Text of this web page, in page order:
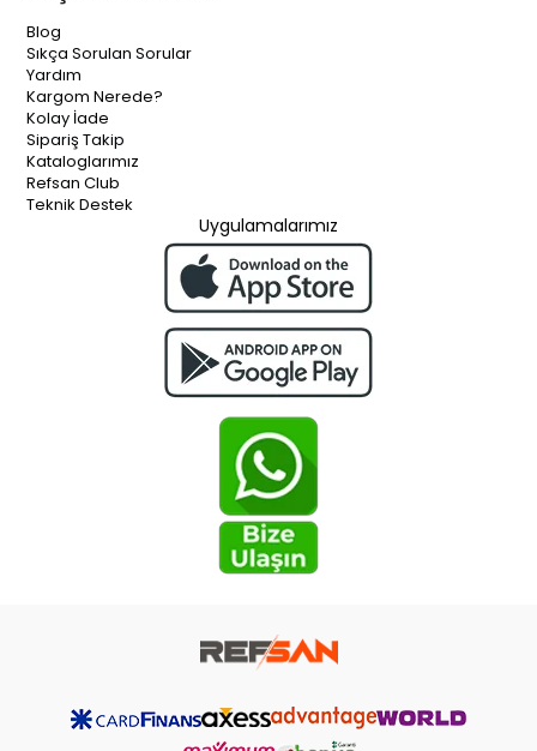
Blog
Sıkça Sorulan Sorular
Yardım
Kargom Nerede?
Kolay İade
Sipariş Takip
Kataloglarımız
Refsan Club
Teknik Destek
Uygulamalarımız